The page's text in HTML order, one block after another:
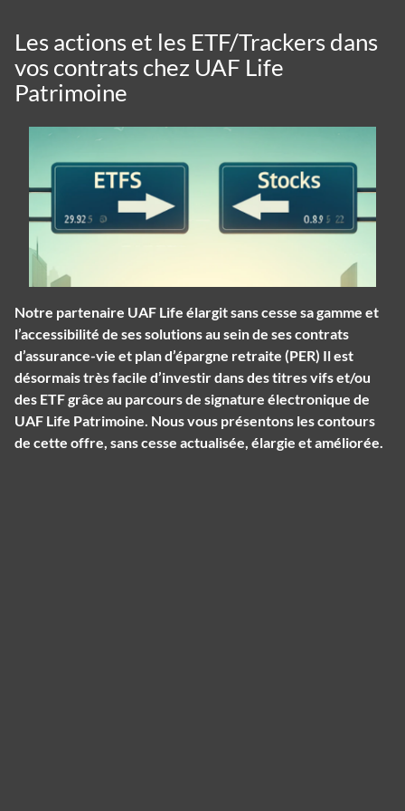
Les actions et les ETF/Trackers dans
vos contrats chez UAF Life
Patrimoine
Notre partenaire UAF Life élargit sans cesse sa gamme et
l’accessibilité de ses solutions au sein de ses contrats
d’assurance-vie et plan d’épargne retraite (PER) Il est
désormais très facile d’investir dans des titres vifs et/ou
des ETF grâce au parcours de signature électronique de
UAF Life Patrimoine. Nous vous présentons les contours
de cette offre, sans cesse actualisée, élargie et améliorée.